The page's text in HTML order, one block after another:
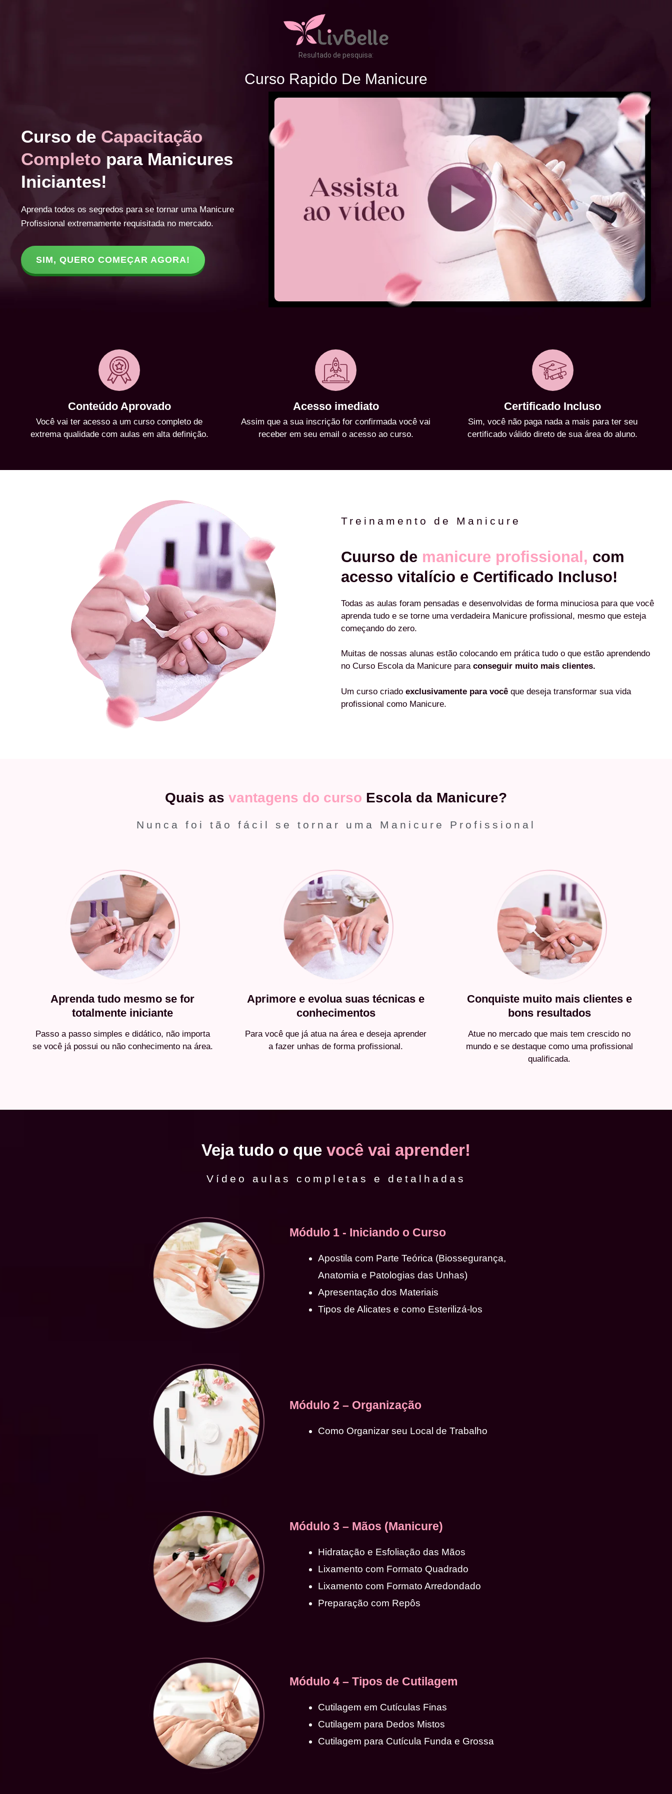
Resultado de pesquisa:
Curso Rapido De Manicure
Curso de Capacitação
Completo para Manicures
Iniciantes!
Aprenda todos os segredos para se tornar uma Manicure
Profissional extremamente requisitada no mercado.
SIM, QUERO COMEÇAR AGORA!
Conteúdo Aprovado
Você vai ter acesso a um curso completo de
extrema qualidade com aulas em alta definição.
Acesso imediato
Assim que a sua inscrição for confirmada você vai
receber em seu email o acesso ao curso.
Certificado Incluso
Sim, você não paga nada a mais para ter seu
certificado válido direto de sua área do aluno.
Treinamento de Manicure
Cuurso de manicure profissional, com
acesso vitalício e Certificado Incluso!
Todas as aulas foram pensadas e desenvolvidas de forma minuciosa para que você
aprenda tudo e se torne uma verdadeira Manicure profissional, mesmo que esteja
começando do zero.
Muitas de nossas alunas estão colocando em prática tudo o que estão aprendendo
no Curso Escola da Manicure para conseguir muito mais clientes.
Um curso criado exclusivamente para você que deseja transformar sua vida
profissional como Manicure.
Quais as vantagens do curso Escola da Manicure?
Nunca foi tão fácil se tornar uma Manicure Profissional
Aprenda tudo mesmo se for
totalmente iniciante
Passo a passo simples e didático, não importa
se você já possui ou não conhecimento na área.
Aprimore e evolua suas técnicas e
conhecimentos
Para você que já atua na área e deseja aprender
a fazer unhas de forma profissional.
Conquiste muito mais clientes e
bons resultados
Atue no mercado que mais tem crescido no
mundo e se destaque como uma profissional
qualificada.
Veja tudo o que você vai aprender!
Vídeo aulas completas e detalhadas
Módulo 1 - Iniciando o Curso
Apostila com Parte Teórica (Biossegurança,
Anatomia e Patologias das Unhas)
Apresentação dos Materiais
Tipos de Alicates e como Esterilizá-los
Módulo 2 – Organização
Como Organizar seu Local de Trabalho
Módulo 3 – Mãos (Manicure)
Hidratação e Esfoliação das Mãos
Lixamento com Formato Quadrado
Lixamento com Formato Arredondado
Preparação com Repôs
Módulo 4 – Tipos de Cutilagem
Cutilagem em Cutículas Finas
Cutilagem para Dedos Mistos
Cutilagem para Cutícula Funda e Grossa